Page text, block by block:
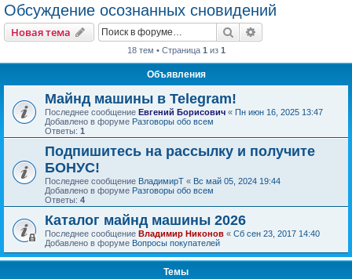
Обсуждение осознанных сновидений
Новая тема Поиск
18 тем • Страница 1 из 1
Объявления
Майнд машины в Telegram!
Последнее сообщение Евгений Борисович « Пн июн 16, 2025 13:47
Добавлено в форуме Разговоры обо всем
Ответы: 1
Подпишитесь на рассылку и получите
БОНУС!
Последнее сообщение ВладимирТ « Вс май 05, 2024 19:44
Добавлено в форуме Разговоры обо всем
Ответы: 4
Каталог майнд машины 2026
Последнее сообщение Владимир Никонов « Сб сен 23, 2017 14:40
Добавлено в форуме Вопросы покупателей
Темы